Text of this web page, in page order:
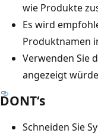
wie Produkte
Es wird
Produktnamen
Verwenden Sie
angezeigt
DONT‘s
Schneiden Sie